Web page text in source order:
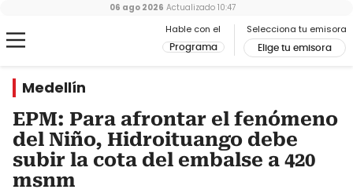
Hable con el
Programa
Selecciona tu emisora
Elige tu emisora
06 ago 2026 Actualizado 10:47
Medellín
EPM: Para afrontar el fenómeno
del Niño, Hidroituango debe
subir la cota del embalse a 420
msnm